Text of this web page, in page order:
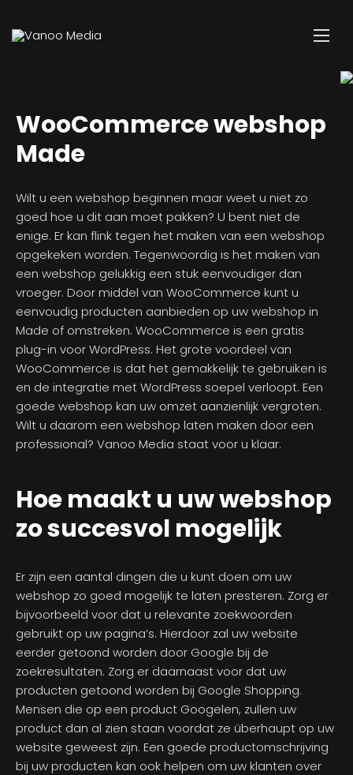
WooCommerce webshop
Made
Wilt u een webshop beginnen maar weet u niet zo
goed hoe u dit aan moet pakken? U bent niet de
enige. Er kan flink tegen het maken van een webshop
opgekeken worden. Tegenwoordig is het maken van
een webshop gelukkig een stuk eenvoudiger dan
vroeger. Door middel van WooCommerce kunt u
eenvoudig producten aanbieden op uw webshop in
Made of omstreken. WooCommerce is een gratis
plug-in voor WordPress. Het grote voordeel van
WooCommerce is dat het gemakkelijk te gebruiken is
en de integratie met WordPress soepel verloopt. Een
goede webshop kan uw omzet aanzienlijk vergroten.
Wilt u daarom een webshop laten maken door een
professional? Vanoo Media staat voor u klaar.
Hoe maakt u uw webshop
zo succesvol mogelijk
Er zijn een aantal dingen die u kunt doen om uw
webshop zo goed mogelijk te laten presteren. Zorg er
bijvoorbeeld voor dat u relevante zoekwoorden
gebruikt op uw pagina’s. Hierdoor zal uw website
eerder getoond worden door Google bij de
zoekresultaten. Zorg er daarnaast voor dat uw
producten getoond worden bij Google Shopping.
Mensen die op een product Googelen, zullen uw
product dan al zien staan voordat ze überhaupt op uw
website geweest zijn. Een goede productomschrijving
bij uw producten kan ook helpen om uw klanten over